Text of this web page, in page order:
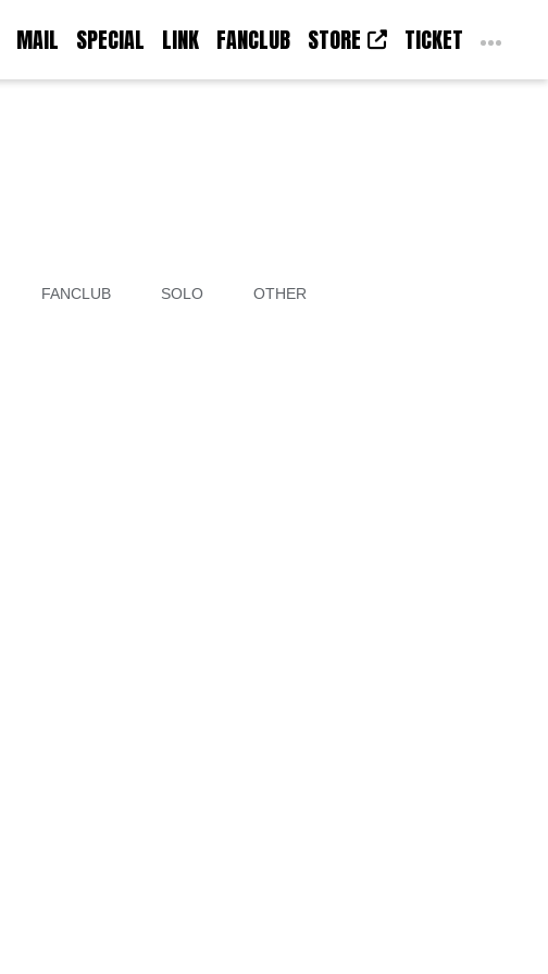
MAIL SPECIAL LINK FANCLUB STORE TICKET
FANCLUB SOLO OTHER